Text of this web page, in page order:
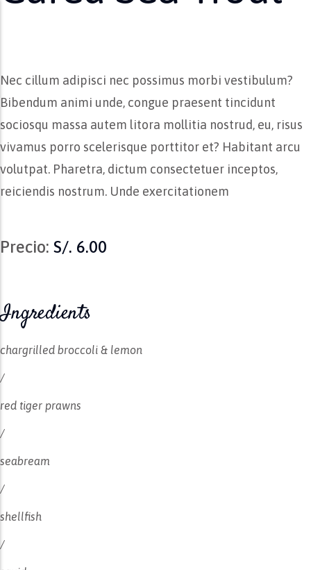
Nec cillum adipisci nec possimus morbi vestibulum?
Bibendum animi unde, congue praesent tincidunt
sociosqu massa autem litora mollitia nostrud, eu, risus
vivamus porro scelerisque porttitor et? Habitant arcu
volutpat. Pharetra, dictum consectetuer inceptos,
reiciendis nostrum. Unde exercitationem
Precio: S/. 6.00
Ingredients
chargrilled broccoli & lemon
/
red tiger prawns
/
seabream
/
shellfish
/